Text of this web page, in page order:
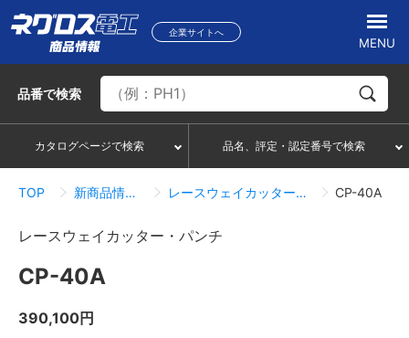
企業サイトへ
MENU
品番で検索
カタログページで検索 品名、評定・認定番号で検索
TOP 新商品情報一覧 レースウェイカッター・パンチ CP-40A
レースウェイカッター・パンチ
CP-40A
390,100円